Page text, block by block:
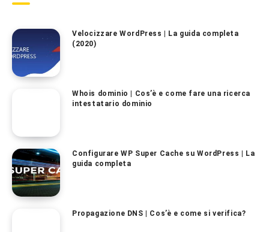
Velocizzare WordPress | La guida completa
(2020)
Whois dominio | Cos’è e come fare una ricerca
intestatario dominio
Configurare WP Super Cache su WordPress | La
guida completa
Propagazione DNS | Cos’è e come si verifica?